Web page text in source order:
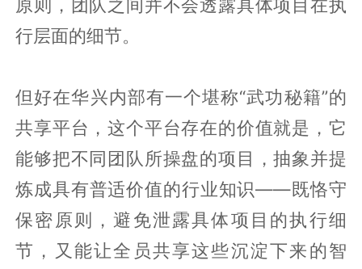
原则，团队之间并不会透露具体项目在执
行层面的细节。
但好在华兴内部有一个堪称“武功秘籍”的
共享平台，这个平台存在的价值就是，它
能够把不同团队所操盘的项目，抽象并提
炼成具有普适价值的行业知识——既恪守
保密原则，避免泄露具体项目的执行细
节，又能让全员共享这些沉淀下来的智